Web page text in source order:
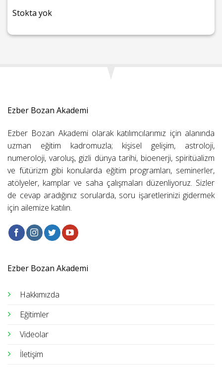
Stokta yok
Ezber Bozan Akademi
Ezber Bozan Akademi olarak katılımcılarımız için alanında
uzman eğitim kadromuzla; kişisel gelişim, astroloji,
numeroloji, varoluş, gizli dünya tarihi, bioenerji, spiritüalizm
ve fütürizm gibi konularda eğitim programları, seminerler,
atölyeler, kamplar ve saha çalışmaları düzenliyoruz. Sizler
de cevap aradığınız sorularda, soru işaretlerinizi gidermek
için ailemize katılın.
Ezber Bozan Akademi
Hakkımızda
Eğitimler
Videolar
İletişim